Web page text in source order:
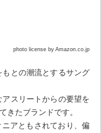
photo license by Amazon.co.jp
との潮流とするサング
スリートからの要望を
きたブランドです。
アともされており、偏